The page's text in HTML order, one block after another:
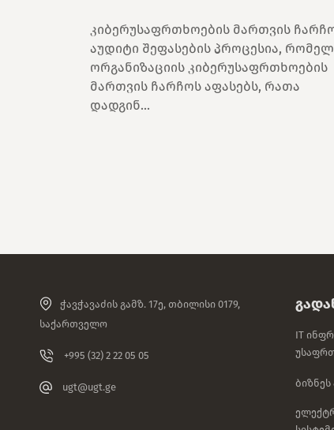
კიბერუსაფრთხოების მართვის
აუდიტი შეფასების პროცესია,
ორგანიზაციის კიბერუსაფრთხოების
მართვის ჩარჩოს აფასებს, რათა
დადგინ...
ჭავჭავაძის გამზ. 17ე, თბილისი 0179,
საქართველო
+995 (32) 2 22 05 05
ugt@ugt.ge
IT
Ბიზნეს